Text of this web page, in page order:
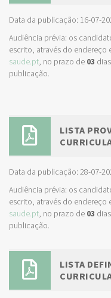
Data da publicação: 16-07-
Audiência prévia: os
escrito, através do endereço
saude.pt, no prazo de 03
publicação.
LISTA
Data da publicação: 28-07-
Audiência prévia: os
escrito, através do endereço
saude.pt, no prazo de 03
publicação.
LISTA